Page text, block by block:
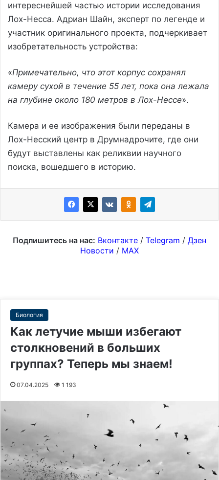
интереснейшей частью истории исследования
Лох-Несса. Адриан Шайн, эксперт по легенде и
участник оригинального проекта, подчеркивает
изобретательность устройства:
«Примечательно, что этот корпус сохранял
камеру сухой в течение 55 лет, пока она лежала
на глубине около 180 метров в Лох-Нессе».
Камера и ее изображения были переданы в
Лох-Несский центр в Друмнадрочите, где они
будут выставлены как реликвии научного
поиска, вошедшего в историю.
Подпишитесь на нас: Вконтакте / Telegram / Дзен
Новости / MAX